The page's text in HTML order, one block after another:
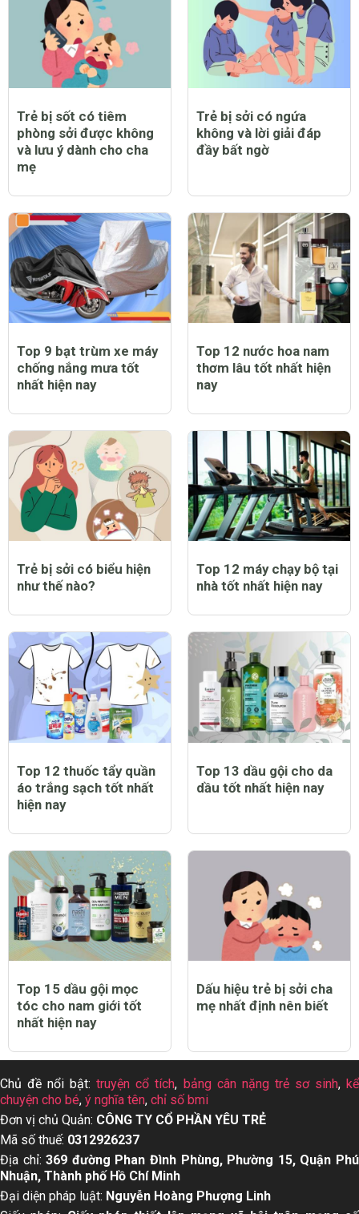
Trẻ bị sốt có tiêm
phòng sởi được không
và lưu ý dành cho cha
mẹ
Trẻ bị sởi có ngứa
không và lời giải đáp
đầy bất ngờ
Top 9 bạt trùm xe máy
chống nắng mưa tốt
nhất hiện nay
Top 12 nước hoa nam
thơm lâu tốt nhất hiện
nay
Trẻ bị sởi có biểu hiện
như thế nào?
Top 12 máy chạy bộ tại
nhà tốt nhất hiện nay
Top 12 thuốc tẩy quần
áo trắng sạch tốt nhất
hiện nay
Top 13 dầu gội cho da
dầu tốt nhất hiện nay
Top 15 dầu gội mọc
tóc cho nam giới tốt
nhất hiện nay
Dấu hiệu trẻ bị sởi cha
mẹ nhất định nên biết
Chủ đề nổi bật:truyện cổ tích, bảng cân nặng trẻ sơ sinh, kể
chuyện cho bé, ý nghĩa tên, chỉ số bmi
Đơn vị chủ Quản: CÔNG TY CỔ PHẦN YÊU TRẺ
Mã số thuế: 0312926237
Địa chỉ:369 đường Phan Đình Phùng, Phường 15, Quận Phú
Nhuận, Thành phố Hồ Chí Minh
Đại diện pháp luật: Nguyễn Hoàng Phượng Linh